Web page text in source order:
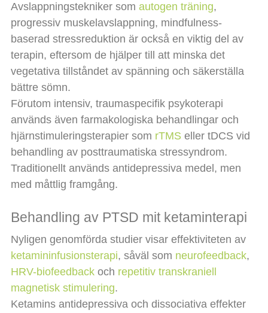
Avslappningstekniker som autogen träning,
progressiv muskelavslappning, mindfulness-
baserad stressreduktion är också en viktig del av
terapin, eftersom de hjälper till att minska det
vegetativa tillståndet av spänning och säkerställa
bättre sömn.
Förutom intensiv, traumaspecifik psykoterapi
används även farmakologiska behandlingar och
hjärnstimuleringsterapier som rTMSeller tDCS vid
behandling av posttraumatiska stressyndrom.
Traditionellt används antidepressiva medel, men
med måttlig framgång.
Behandling av PTSD mit ketaminterapi
Nyligen genomförda studier visar effektiviteten av
ketamininfusionsterapi, såväl som neurofeedback,
HRV-biofeedbackoch repetitiv transkraniell
magnetisk stimulering.
Ketamins antidepressiva och dissociativa effekter